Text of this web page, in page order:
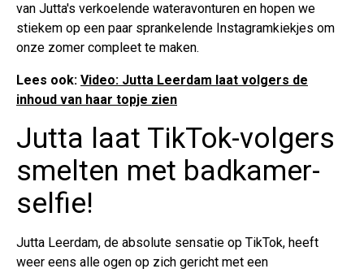
van Jutta's verkoelende wateravonturen en hopen we
stiekem op een paar sprankelende Instagramkiekjes om
onze zomer compleet te maken.
Lees ook: Video: Jutta Leerdam laat volgers de
inhoud van haar topje zien
Jutta laat TikTok-volgers
smelten met badkamer-
selfie!
Jutta Leerdam, de absolute sensatie op TikTok, heeft
weer eens alle ogen op zich gericht met een